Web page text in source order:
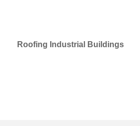
Roofing Industrial Buildings